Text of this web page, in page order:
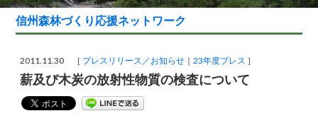
g
i
信州森林づくり応援ネットワーク
2011.11.30 ［ プレスリリース／お知らせ 23年度プレス ］
薪及び木炭の放射性物質の検査について